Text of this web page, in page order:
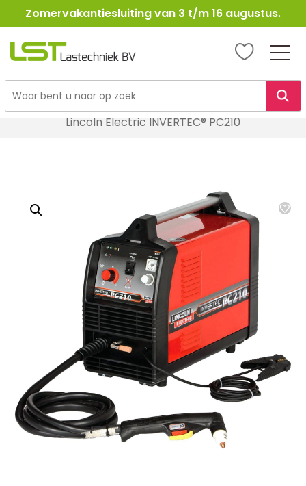
Ga
naar
Zomervakantiesluiting van 3 t/m 16 augustus.
LST
Lasapparatuur
Lincoln Electric INVERTEC® PC210